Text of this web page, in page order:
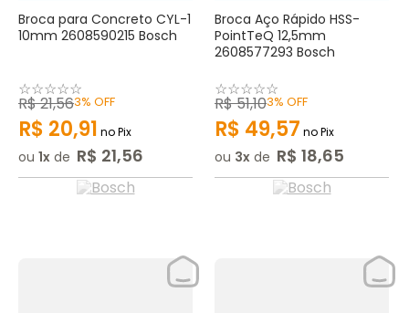
Broca para Concreto CYL-1
10mm 2608590215 Bosch
☆☆☆☆☆
R$21,563% OFF
R$ 20,91 no Pix
ou 1 de R$ 21,56
Broca Aço Rápido HSS-
PointTeQ 12,5mm
2608577293 Bosch
☆☆☆☆☆
R$51,103% OFF
R$ 49,57 no Pix
ou 3 de R$ 18,65